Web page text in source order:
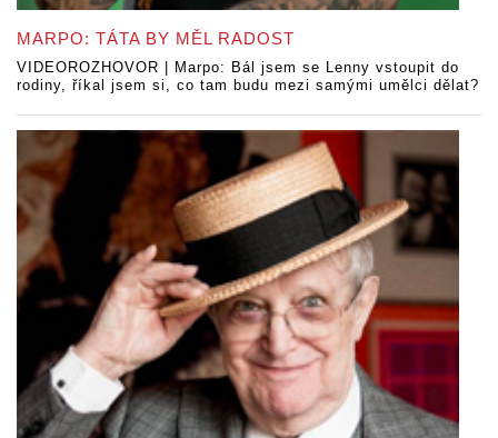
MARPO: TÁTA BY MĚL RADOST
VIDEOROZHOVOR | Marpo: Bál jsem se Lenny vstoupit do
rodiny, říkal jsem si, co tam budu mezi samými umělci dělat?